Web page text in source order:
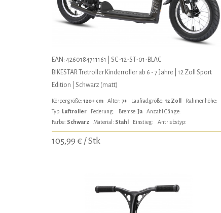
EAN: 4260184711161 | SC-12-ST-01-BLAC
BIKESTAR Tretroller Kinderroller ab 6 - 7 Jahre | 12 Zoll Sport
Edition | Schwarz (matt)
Körpergröße: 120+ cm Alter: 7+ Laufradgröße: 12 Zoll
Rahmenhöhe:
Typ: Luftroller Federung: Bremse:Ja
Anzahl Gänge:
Farbe: Schwarz Material: Stahl Einstieg: Antriebstyp:
105,99 € / Stk